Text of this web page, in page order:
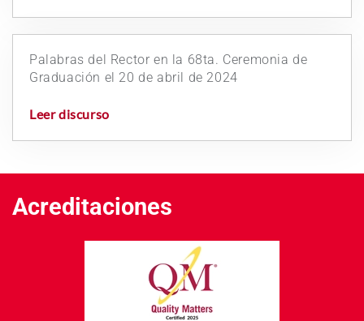
Palabras del Rector en la 68ta. Ceremonia de
Graduación el 20 de abril de 2024
Leer discurso
Acreditaciones